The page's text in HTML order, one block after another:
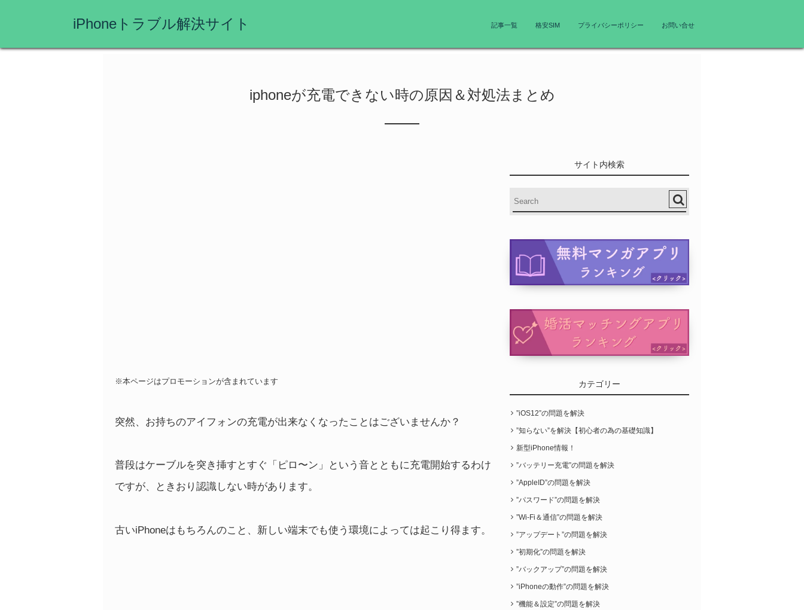
iPhoneトラブル解決サイト 記事一覧 格安SIM プライバシーポリシー お問い合せ
iphoneが充電できない時の原因＆対処法まとめ
※本ページはプロモーションが含まれています
突然、お持ちのアイフォンの充電が出来なくなったことはございませんか？
普段はケーブルを突き挿すとすぐ「ピロ〜ン」という音とともに充電開始するわけ
ですが、ときおり認識しない時があります。
古いiPhoneはもちろんのこと、新しい端末でも使う環境によっては起こり得ます。
サイト内検索
カテゴリー
”iOS12”の問題を解決
”知らない”を解決【初心者の為の基礎知識】
新型iPhone情報！
”バッテリー充電”の問題を解決
”AppleID”の問題を解決
”パスワード”の問題を解決
”Wi-Fi＆通信”の問題を解決
”アップデート”の問題を解決
”初期化”の問題を解決
”バックアップ”の問題を解決
”iPhoneの動作”の問題を解決
”機能＆設定”の問題を解決